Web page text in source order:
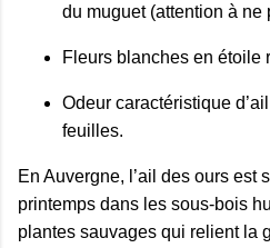
du muguet (attention à ne
Fleurs blanches en étoile
Odeur caractéristique
feuilles.
En Auvergne, l’ail des ours est
printemps dans les sous-bois
plantes sauvages qui relient la